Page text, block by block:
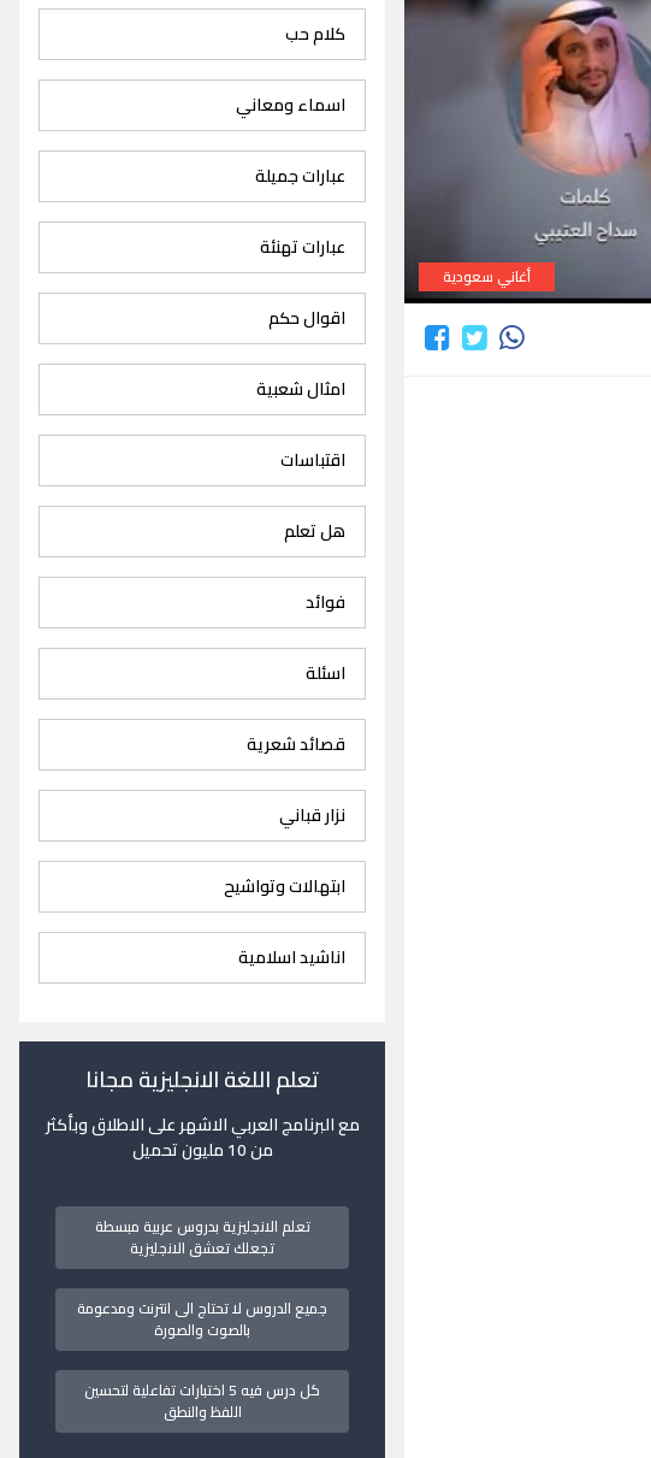
أغاني سعودية
كلام حب
اسماء ومعاني
عبارات جميلة
عبارات تهنئة
اقوال حكم
امثال شعبية
اقتباسات
هل تعلم
فوائد
اسئلة
قصائد شعرية
نزار قباني
ابتهالات وتواشيح
اناشيد اسلامية
تعلم اللغة الانجليزية مجانا
مع البرنامج العربي الاشهر على الاطلاق وبأكثر
من 10 مليون تحميل
تعلم الانجليزية بدروس عربية مبسطة
تجعلك تعشق الانجليزية
جميع الدروس لا تحتاج الى انترنت ومدعومة
بالصوت والصورة
كل درس فيه 5 اختبارات تفاعلية لتحسين
اللفظ والنطق